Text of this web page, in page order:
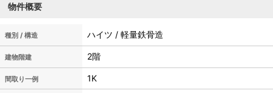
物件概要
種別 / 構造 ハイツ / 軽量鉄骨造
建物階建 2階
間取り一例 1K